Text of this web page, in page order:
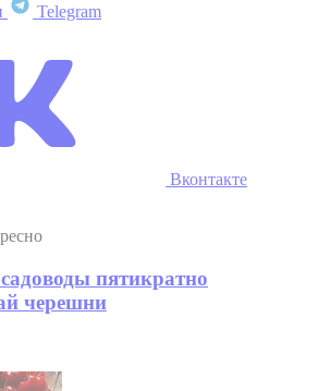
Telegram
Вконтакте
пятикратно
черешни